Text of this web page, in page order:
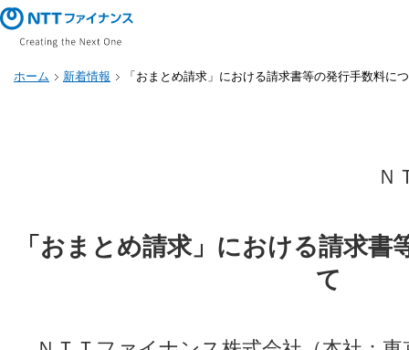
ホーム 新着情報 「おまとめ請求」における請求書等の発行手数料に
Ｎ
「おまとめ請求」における請求書
て